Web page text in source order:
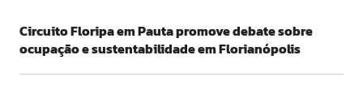
Circuito Floripa em Pauta promove debate sobre
ocupação e sustentabilidade em Florianópolis